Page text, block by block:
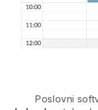
Poslovni